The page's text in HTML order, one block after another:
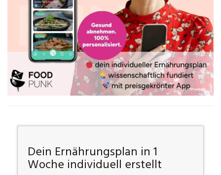
Dein Ernährungsplan in 1
Woche individuell erstellt